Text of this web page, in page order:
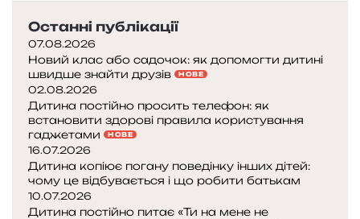
м
л
и
н
с
ь
к
о
о
«
Я
Останні публікації
07.08.2026
Новий клас або садочок: як допомогти дитині
швидше знайти друзів
НОВЕ
02.08.2026
Дитина постійно просить телефон: як
встановити здорові правила користування
гаджетами
НОВЕ
16.07.2026
Дитина копіює погану поведінку інших дітей:
чому це відбувається і що робити батькам
10.07.2026
Дитина постійно питає «Ти на мене не